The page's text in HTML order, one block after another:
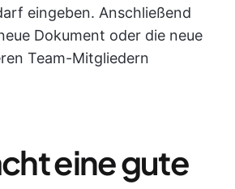
eingeben. Anschließend
Dokument oder die neue
Team-Mitgliedern
eine gute